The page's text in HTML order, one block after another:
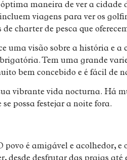
maneira de ver a cidade
viagens para ver os
charter de pesca que
uma visão sobre a história e a
Tem uma grande
bem concebido e é fácil de
vibrante vida nocturna. Há
possa festejar a noite fora.
é amigável e acolhedor, e